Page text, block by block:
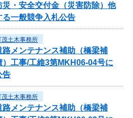
・安全交付金（災害防除）他
一般競争入札公告
茂土木事務所
メンテナンス補助（橋梁補
工事/工維3第MKH06-04号に
告
茂土木事務所
メンテナンス補助（橋梁補